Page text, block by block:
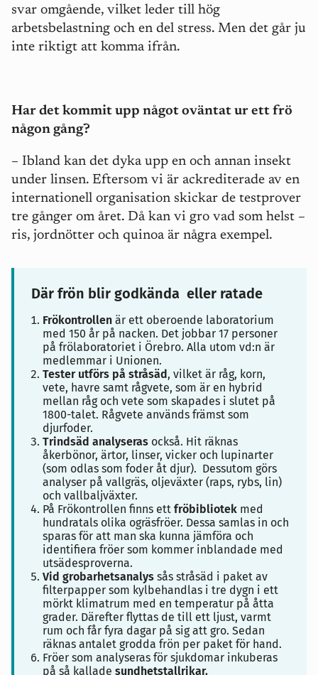
svar omgående, vilket leder till hög
arbetsbelastning och en del stress. Men det går ju
inte riktigt att komma ifrån.
Har det kommit upp något oväntat ur ett frö
någon gång?
– Ibland kan det dyka upp en och annan insekt
under linsen. Eftersom vi är ackrediterade av en
internationell organisation skickar de testprover
tre gånger om året. Då kan vi gro vad som helst –
ris, jordnötter och quinoa är några exempel.
Där frön blir godkända eller ratade
Frökontrollen är ett oberoende laboratorium
med 150 år på nacken. Det jobbar 17 personer
på frölaboratoriet i Örebro. Alla utom vd:n är
medlemmar i Unionen.
Tester utförs på stråsäd, vilket är råg, korn,
vete, havre samt rågvete, som är en hybrid
mellan råg och vete som skapades i slutet på
1800-talet. Rågvete används främst som
djurfoder.
Trindsäd analyseras också. Hit räknas
åkerbönor, ärtor, linser, vicker och lupinarter
(som odlas som foder åt djur). Dessutom görs
analyser på vallgräs, oljeväxter (raps, rybs, lin)
och vallbaljväxter.
På Frökontrollen finns ett fröbibliotek med
hundratals olika ogräsfröer. Dessa samlas in och
sparas för att man ska kunna jämföra och
identifiera fröer som kommer inblandade med
utsädesproverna.
Vid grobarhetsanalys sås stråsäd i paket av
filterpapper som kylbehandlas i tre dygn i ett
mörkt klimatrum med en temperatur på åtta
grader. Därefter flyttas de till ett ljust, varmt
rum och får fyra dagar på sig att gro. Sedan
räknas antalet grodda frön per paket för hand.
Fröer som analyseras för sjukdomar inkuberas
på så kallade sundhetstallrikar.